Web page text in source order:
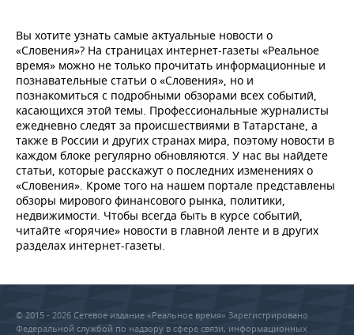
Вы хотите узнать самые актуальные новости о
«Словения»? На страницах интернет-газеты «Реальное
время» можно не только прочитать информационные и
познавательные статьи о «Словения», но и
познакомиться с подробными обзорами всех событий,
касающихся этой темы. Профессиональные журналисты
ежедневно следят за происшествиями в Татарстане, а
также в России и других странах мира, поэтому новости в
каждом блоке регулярно обновляются. У нас вы найдете
статьи, которые расскажут о последних изменениях о
«Словения». Кроме того на нашем портале представлены
обзоры мирового финансового рынка, политики,
недвижимости. Чтобы всегда быть в курсе событий,
читайте «горячие» новости в главной ленте и в других
разделах интернет-газеты.
© 2015 - 2026 Сетевое издание «Реальное время» Зарегистрировано
Федеральной службой по надзору в сфере связи, информационных